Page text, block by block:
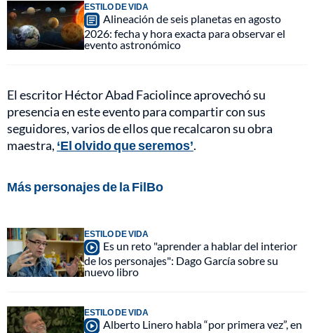
ESTILO DE VIDA
Alineación de seis planetas en agosto
2026: fecha y hora exacta para observar el
evento astronómico
El escritor Héctor Abad Faciolince aprovechó su
presencia en este evento para compartir con sus
seguidores, varios de ellos que recalcaron su obra
maestra, ‘El olvido que seremos’.
Más personajes de la FilBo
ESTILO DE VIDA
Es un reto "aprender a hablar del interior
de los personajes": Dago García sobre su
nuevo libro
ESTILO DE VIDA
Alberto Linero habla “por primera vez”, en